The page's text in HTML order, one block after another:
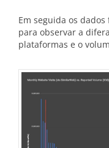
Em seguida os
para observar a
plataformas e o